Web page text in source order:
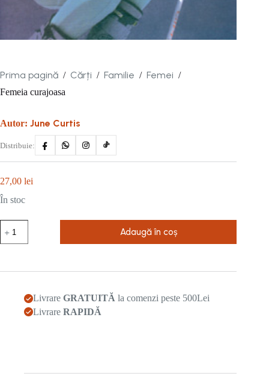
Prima pagină / Cărți / Familie / Femei /
Femeia curajoasa
Autor: June Curtis
Distribuie:
27,00 lei
În stoc
Femeia
curajoasa
Adaugă în coș
Livrare GRATUITĂ la comenzi peste 500Lei
Livrare RAPIDĂ